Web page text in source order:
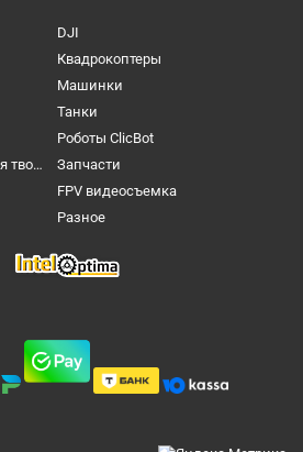
DJI
Квадрокоптеры
Машинки
Танки
Роботы ClicBot
Конструкторы, наборы для творчества и настольные игры
Запчасти
FPV видеосъемка
Разное